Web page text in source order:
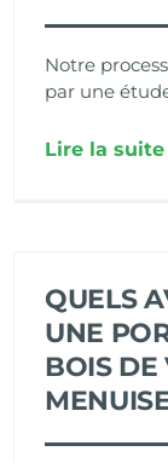
Notre
par une
Lire la suite
QUELS
UNE
BOIS DE